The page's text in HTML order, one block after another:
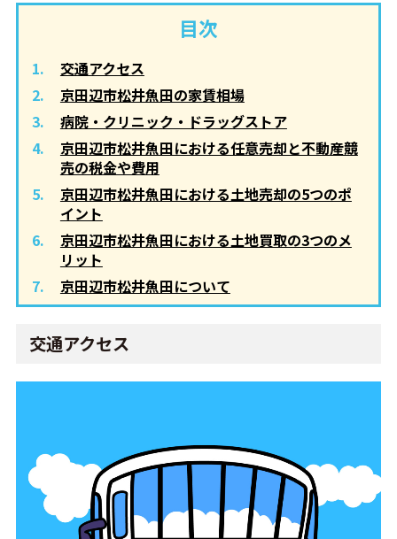
目次
交通アクセス
京田辺市松井魚田の家賃相場
病院・クリニック・ドラッグストア
京田辺市松井魚田における任意売却と不動産競
売の税金や費用
京田辺市松井魚田における土地売却の5つのポ
イント
京田辺市松井魚田における土地買取の3つのメ
リット
京田辺市松井魚田について
交通アクセス